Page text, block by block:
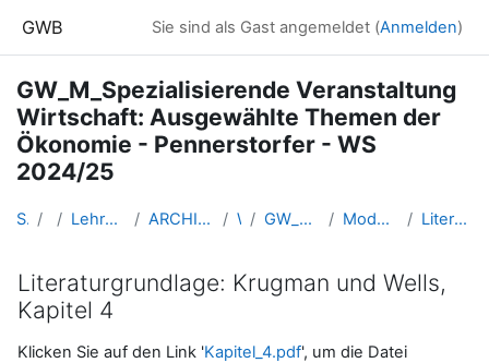
GWB Sie sind als Gast angemeldet (Anmelden)
GW_M_Spezialisierende Veranstaltung
Wirtschaft: Ausgewählte Themen der
Ökonomie - Pennerstorfer - WS
2024/25
Startseite Kurse Lehramtsausbildung GW im Cluster Österreich Mitte ARCHIV - Lehrveranstaltungen am Standort Linz - seit 2016 WS 2024/25 GW_M_Themen_Oekonomie_Pennerstorfer_2024ws Modul 3: Konsumentenrente und Produzentenrente Literaturgrundlage: Krugman und Wells, Kapitel 4
Literaturgrundlage: Krugman und Wells,
Kapitel 4
Abschlussbedingungen
Klicken Sie auf den Link 'Kapitel_4.pdf', um die Datei